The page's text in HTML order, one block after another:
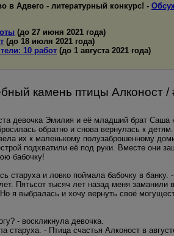
в Адвего - литературный конкурс! -
(до 27 июня 2021 года)
(до 18 июля 2021 года)
10 работ (до 1 августа 2021 года)
камень птицы Алконост /
девочка Эмилия и её младший брат
обратно и снова вернулась к
их к маленькому полузаброшенному
подхватили её под руки. Вместе они
бабочку!
старуха и ловко поймала бабочку в
Пятьсот тысяч лет назад меня
я выбралась и хочу вернуть своё
- воскликнула девочка.
старуха. - Птица счастья Алконост в